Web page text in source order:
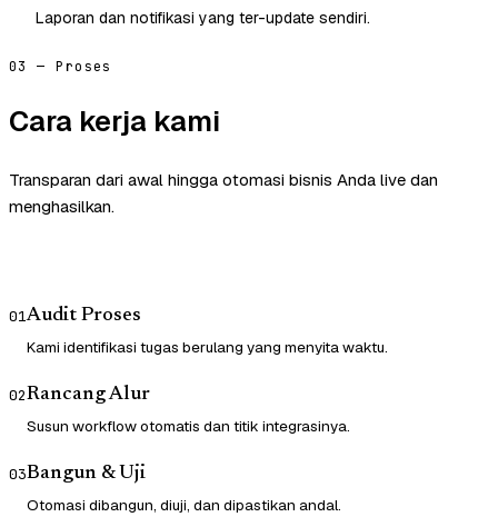
Laporan dan notifikasi yang ter-update sendiri.
03 — Proses
Cara kerja kami
Transparan dari awal hingga otomasi bisnis Anda live dan
menghasilkan.
01Audit Proses
Kami identifikasi tugas berulang yang menyita waktu.
02Rancang Alur
Susun workflow otomatis dan titik integrasinya.
03Bangun & Uji
Otomasi dibangun, diuji, dan dipastikan andal.